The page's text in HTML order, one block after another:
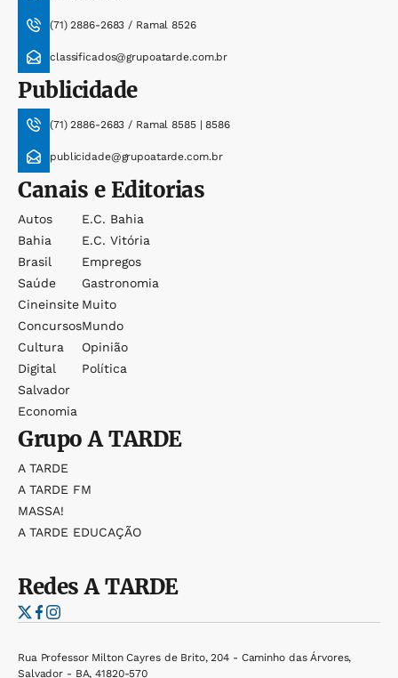
(71) 2886-2683 / Ramal 8526
classificados@grupoatarde.com.br
Publicidade
(71) 2886-2683 / Ramal 8585 | 8586
publicidade@grupoatarde.com.br
Canais e Editorias
Autos
Bahia
Brasil
Saúde
Cineinsite
Concursos
Cultura
Digital
Salvador
Economia
E.c. Bahia
E.c. Vitória
Empregos
Gastronomia
Muito
Mundo
Opinião
Política
GrupoA TARDE
A TARDE
A TARDE FM
MASSA!
A TARDE EDUCAÇÃO
RedesA TARDE
Rua Professor Milton Cayres de Brito, 204 - Caminho das Árvores,
Salvador - BA, 41820-570